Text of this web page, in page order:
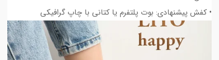
• کفش پیشنهادی: بوت پلتفرم یا کتانی با چاپ گرافیکی